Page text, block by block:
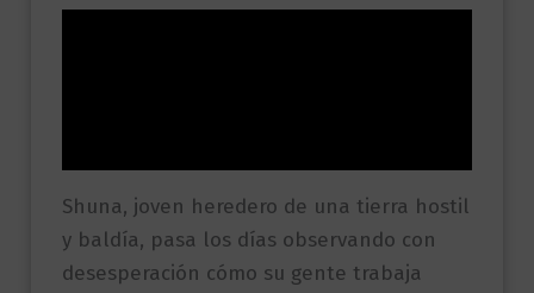
Shuna, joven heredero de una tierra hostil
y baldía, pasa los días observando con
desesperación cómo su gente trabaja